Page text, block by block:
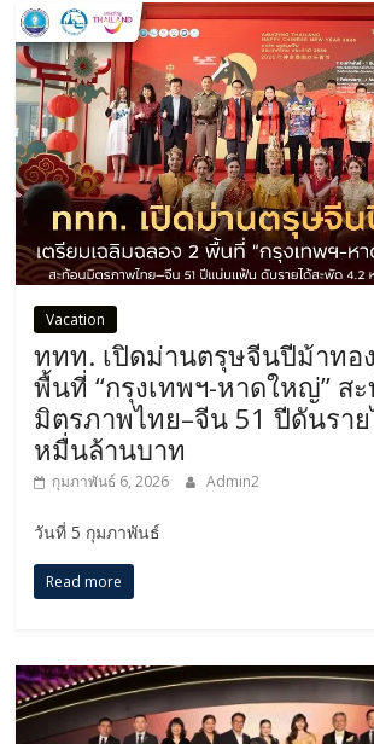
Vacation
ททท. เปิดม่านตรุษจีนปีม้าทอ
พื้นที่ “กรุงเทพฯ-หาดใหญ่” ส
มิตรภาพไทย–จีน 51 ปีดันราย
หมื่นล้านบาท
กุมภาพันธ์ 6, 2026 Admin2
วันที่ 5 กุมภาพันธ์
Read more